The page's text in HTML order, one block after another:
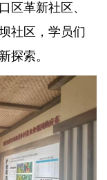
区革新社区、
社区，学员们
探索。